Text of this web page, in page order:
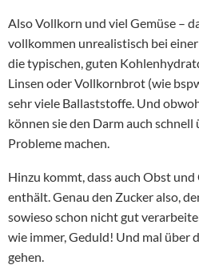
Also Vollkorn und viel Gemüse –
vollkommen unrealistisch bei
die typischen, guten
Linsen oder Vollkornbrot (wie
sehr viele Ballaststoffe. Und
können sie den Darm auch
Probleme machen.
Hinzu kommt, dass auch Obst
enthält. Genau den Zucker also,
sowieso schon nicht gut
wie immer, Geduld! Und mal über
gehen.